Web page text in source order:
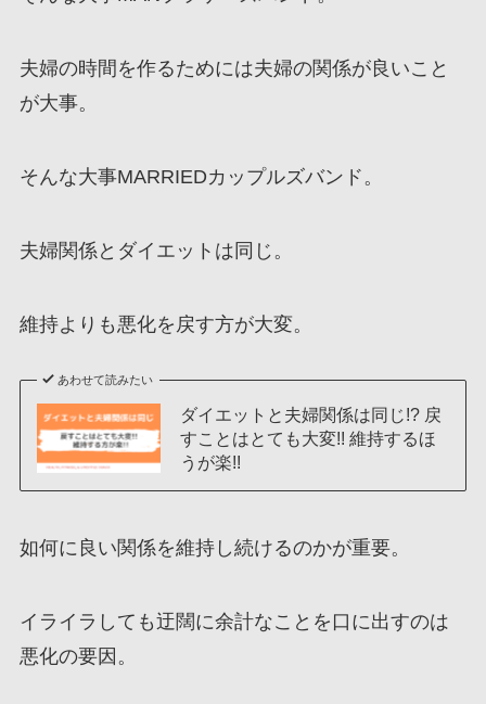
夫婦の時間を作るためには夫婦の関係が良いこと
が大事。
そんな大事MARRIEDカップルズバンド。
夫婦関係とダイエットは同じ。
維持よりも悪化を戻す方が大変。
あわせて読みたい
ダイエットと夫婦関係は同じ!? 戻
すことはとても大変!! 維持するほ
うが楽!!
如何に良い関係を維持し続けるのかが重要。
イライラしても迂闊に余計なことを口に出すのは
悪化の要因。